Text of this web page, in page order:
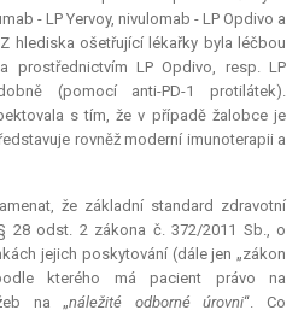
- LP Yervoy, nivulomab - LP Opdivo a
hlediska ošetřující lékařky byla léčbou
prostřednictvím LP Opdivo, resp. LP
(pomocí anti-PD-1 protilátek).
s tím, že v případě žalobce je
rovněž moderní imunoterapii a
že základní standard zdravotní
28 odst. 2 zákona č. 372/2011 Sb., o
jejich poskytování (dále jen „zákon
kterého má pacient právo na
na „náležité odborné úrovni“. Co